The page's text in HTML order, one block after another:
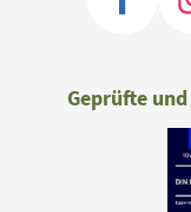
Geprüfte